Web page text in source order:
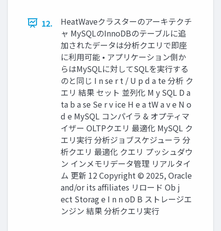
12.
HeatWaveクラスターのアーキテクチ
ャ MySQLのInnoDBのテーブルに追
加されたデータは分析クエリで即座
に利用可能 • アプリケーション側か
らはMySQLに対してSQLを実行する
のと同じ I n se r t / U p d a te 分析 ク
エリ 結果 セット 並列化 M y SQL D a
ta b a se Se r v ice H e a tW a v e N o
d e MySQL コンパイラ & オプティマ
イザー OLTPクエリ 最適化 MySQL ク
エリ実⾏ 分析ジョブスケジューラ 分
析クエリ 最適化 クエリ プッシュダウ
ン インメモリデータ管理 リアルタイ
ム 更新 12 Copyright © 2025, Oracle
and/or its affiliates リロード Ob j
ect Storag e I n n oD B ストレージエ
ンジン 結果 分析クエリ実⾏